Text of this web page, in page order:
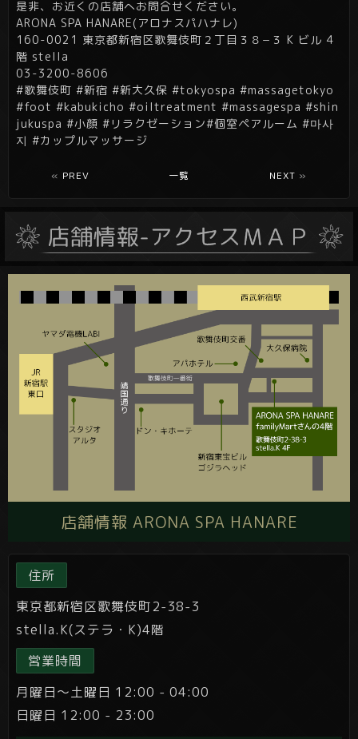
是非、お近くの店舗へお問合せください。
ARONA SPA HANARE(アロナスパハナレ)
160-0021 東京都新宿区歌舞伎町２丁目３８−３ K ビル 4
階 stella
03-3200-8606
#歌舞伎町 #新宿 #新大久保 #tokyospa #massagetokyo
#foot #kabukicho #oiltreatment #massagespa #shin
jukuspa #小顔 #リラクゼーション#個室ペアルーム #마사
지 #カップルマッサージ
« PREV 一覧 NEXT »
店舗情報 ARONA SPA HANARE
住所
東京都新宿区歌舞伎町2-38-3
stella.K(ステラ・K)4階
営業時間
月曜日～土曜日 12:00 - 04:00
日曜日 12:00 - 23:00